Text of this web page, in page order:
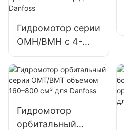
Гидромотор серии
OMH/BMH с 4-
болтовым
монтажным
фланцем,
орбитальный
мотор для Danfoss
Гидромотор
орбитальный